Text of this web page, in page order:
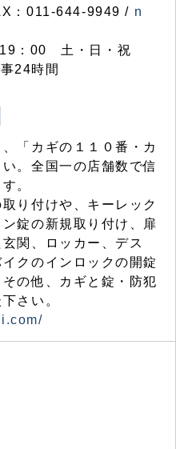
：011-644-9949 / n
19：00 土・日・祝
24時間
「カギの１１０番・カ
。全国一の店舗数で信
。
り付けや、キーレック
錠の新規取り付け、扉
関、ロッカー、デス
クのインロックの開錠
の他、カギと錠・防犯
さい。